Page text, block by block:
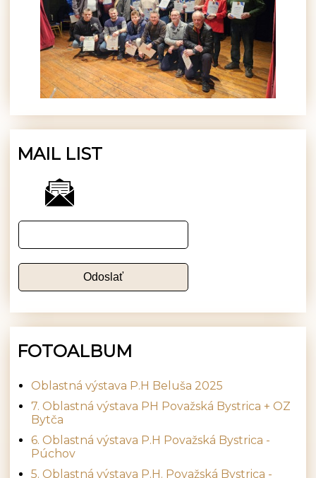
MAIL LIST
FOTOALBUM
Oblastná výstava P.H Beluša 2025
7. Oblastná výstava PH Považská Bystrica + OZ
Bytča
6. Oblastná výstava P.H Považská Bystrica -
Púchov
5. Oblastná výstava P.H. Považská Bystrica -